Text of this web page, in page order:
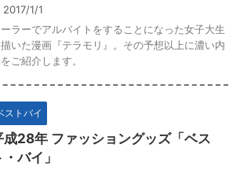
2017/1/1
ラーでアルバイトをすることになった女子大生
いた漫画『テラモリ』。その予想以上に濃い内
ご紹介します。
ストバイ
成28年 ファッショングッズ「ベス
・バイ」